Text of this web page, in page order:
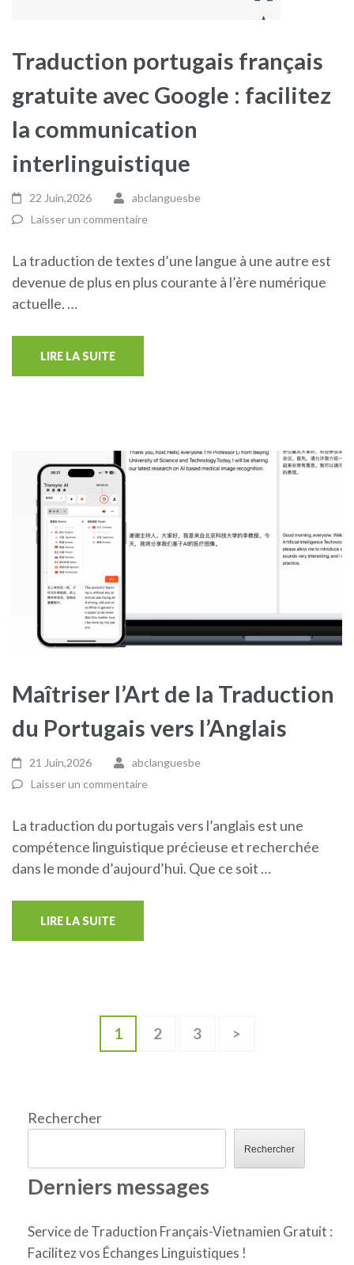
Traduction portugais français
gratuite avec Google : facilitez
la communication
interlinguistique
22 Juin,2026
abclanguesbe
Laisser un commentaire
La traduction de textes d’une langue à une autre est
devenue de plus en plus courante à l’ère numérique
actuelle. …
LIRE LA SUITE
Maîtriser l’Art de la Traduction
du Portugais vers l’Anglais
21 Juin,2026
abclanguesbe
Laisser un commentaire
La traduction du portugais vers l’anglais est une
compétence linguistique précieuse et recherchée
dans le monde d’aujourd’hui. Que ce soit …
LIRE LA SUITE
Page
1 Page
2 Page
3 >
Rechercher
Rechercher
Derniers messages
Service de Traduction Français-Vietnamien Gratuit :
Facilitez vos Échanges Linguistiques !